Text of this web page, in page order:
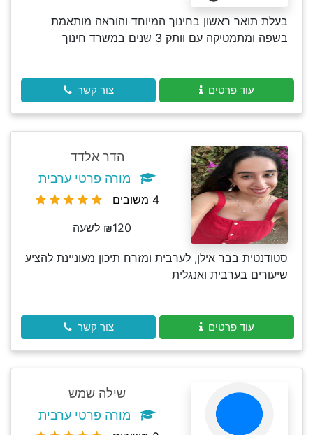
בעלת תואר ראשון בחינוך המיוחד והוראה מותאמת
בשפה ומתמטיקה עם וותק 3 שנים במשרד חינוך
עוד פרטים צור קשר
הדר אלדד
מורה פרטי ערבית
4 משובים
₪120 לשעה
סטודנטית בבר אילן, לערבית ומזרח תיכון מעוניינת להציע
שיעורים בערבית ואנגלית
עוד פרטים צור קשר
שילה שמש
מורה פרטי ערבית